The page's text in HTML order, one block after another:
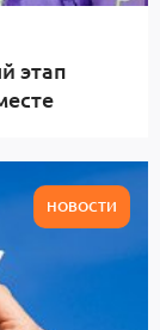
этап
НОВОСТИ